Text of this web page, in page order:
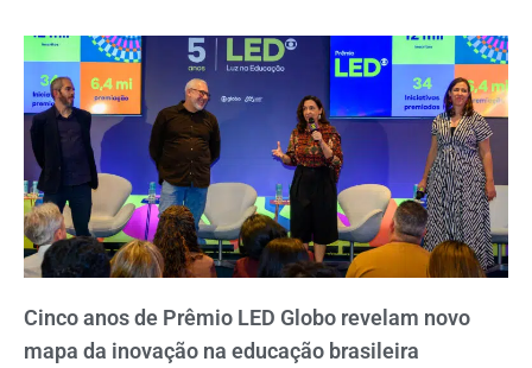
Cinco anos de Prêmio LED Globo revelam novo
mapa da inovação na educação brasileira